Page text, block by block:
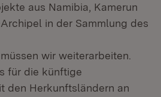
aus Namibia, Kamerun
in der Sammlung des
wir weiterarbeiten.
für die künftige
den Herkunftsländern an